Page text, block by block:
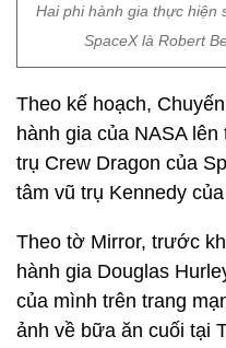
Hai phi hành gia thực hiện
SpaceX là Robert
Theo kế hoạch,
hành gia của NASA
trụ Crew Dragon của
tâm vũ trụ Kennedy
Theo tờ Mirror, trước
hành gia Douglas
của mình trên trang
ảnh về bữa ăn cuối tại